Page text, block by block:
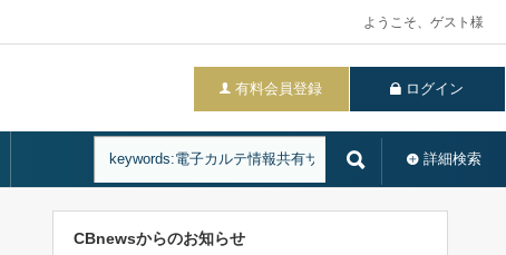
ようこそ、ゲスト様
有料会員登録 ログイン
詳細検索
CBnewsからのお知らせ